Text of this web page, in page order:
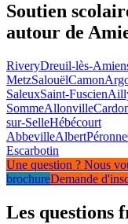
Soutien
autour de
RiveryDreuil-lès-
MetzSalouëlCamon
SaleuxSaint-Fuscien
SommeAllonville
sur-SelleHébécourt
AbbevilleAlbertPéronne
Escarbotin
Une question ? Nous
brochureDemande
Les questions